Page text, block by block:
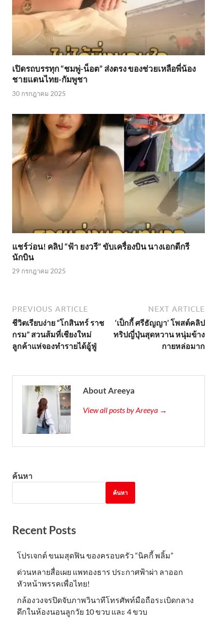
เปิดรถบรรทุก “ชมพู่-น็อต” ส่งตรง ของช่วยเหลือพี่น้อง
ชายแดนไทย-กัมพูชา
30 กรกฎาคม 2025
แชร์ว่อน! คลิป “ฟ้า ยงวรี” ขับเครื่องบิน นางเอกดีกรี
นักบิน
29 กรกฎาคม 2025
PREVIOUS ARTICLE
ชีวิตเรียบง่าย “โกสินทร์ ราช
กรม” สวนส้มที่เชียงใหม่
ลูกค้าแห่จองทำรายได้อู้ฟู่
NEXT ARTICLE
‘เป็กกี้ ศรีธัญญา’ โพสต์คลิป
ทริปญี่ปุ่นสุดหวาน หนุ่มข้าง
กายหล่อมาก
About Areeya
View all posts by Areeya →
ค้นหา
ค้นหา
Recent Posts
โปรเจกต์ ขนมสุดฟิน ของครอบครัว “นิคกี้ พลิ้ม”
ด่วนหลายสื่อเผย แพทองธาร ประกาศฟ้าผ่า ลาออก
หัวหน้าพรรคเพื่อไทย!
กล้องวงจรปิดจับภาพวินาทีโทรศัพท์มือถือระเบิดกลาง
ดึกในห้องนอนลูกวัย 10 ขวบ และ 4 ขวบ